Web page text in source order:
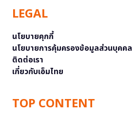
LEGAL
นโยบายคุกกี้
นโยบายการคุ้มครองข้อมูลส่วนบุคคล
ติดต่อเรา
เกี่ยวกับเอ็มไทย
TOP CONTENT